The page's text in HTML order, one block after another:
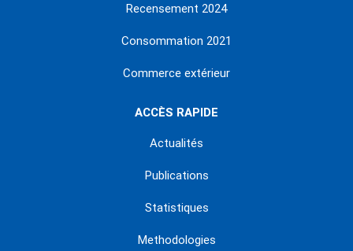
Recensement 2024
Consommation 2021
Commerce extérieur
ACCÈS RAPIDE
Actualités
Publications
Statistiques
Methodologies